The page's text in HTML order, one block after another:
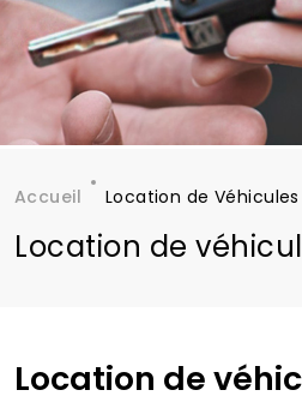
Fil d'Ariane
Accueil Location de Véhicules
Location de
Location de